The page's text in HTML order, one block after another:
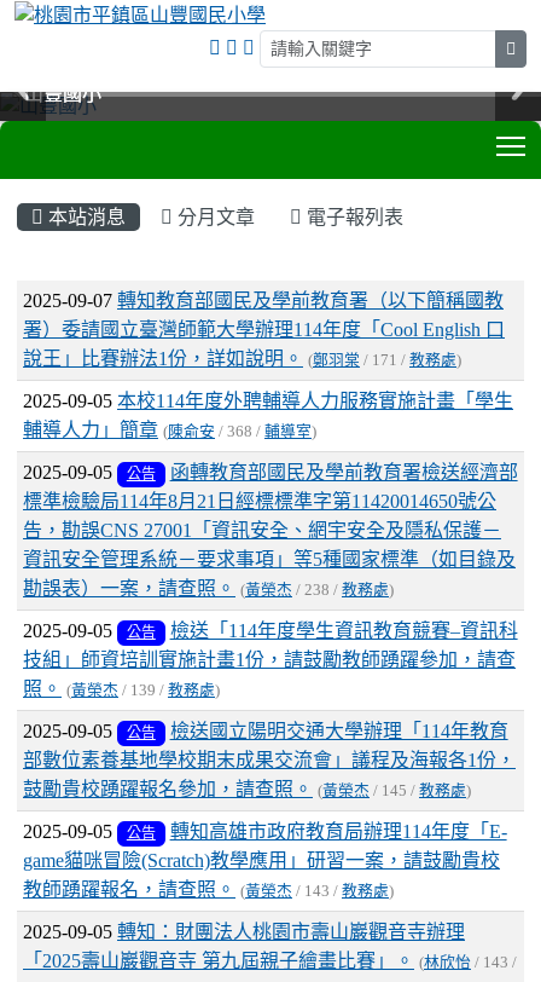
山豐國小
山豐國小
山豐國小
山豐國小
本站消息 分月文章 電子報列表
文章列表
2025-09-07 轉知教育部國民及學前教育署（以下簡稱國教
署）委請國立臺灣師範大學辦理114年度「Cool English 口
說王」比賽辦法1份，詳如說明。
(鄭羽棠 / 171 / 教務處)
2025-09-05 本校114年度外聘輔導人力服務實施計畫「學生
輔導人力」簡章 (陳俞安 / 368 / 輔導室)
2025-09-05 公告
函轉教育部國民及學前教育署檢送經濟部
標準檢驗局114年8月21日經標標準字第11420014650號公
告，勘誤CNS 27001「資訊安全、網宇安全及隱私保護－
資訊安全管理系統－要求事項」等5種國家標準（如目錄及
勘誤表）一案，請查照。
(黃榮杰 / 238 / 教務處)
2025-09-05 公告
檢送「114年度學生資訊教育競賽–資訊科
技組」師資培訓實施計畫1份，請鼓勵教師踴躍參加，請查
照。
(黃榮杰 / 139 / 教務處)
2025-09-05 公告
檢送國立陽明交通大學辦理「114年教育
部數位素養基地學校期末成果交流會」議程及海報各1份，
鼓勵貴校踴躍報名參加，請查照。
(黃榮杰 / 145 / 教務處)
2025-09-05 公告
轉知高雄市政府教育局辦理114年度「E-
game貓咪冒險(Scratch)教學應用」研習一案，請鼓勵貴校
教師踴躍報名，請查照。
(黃榮杰 / 143 / 教務處)
2025-09-05 轉知：財團法人桃園市壽山巖觀音寺辦理
「2025壽山巖觀音寺 第九屆親子繪畫比賽」。
(林欣怡 / 143 /